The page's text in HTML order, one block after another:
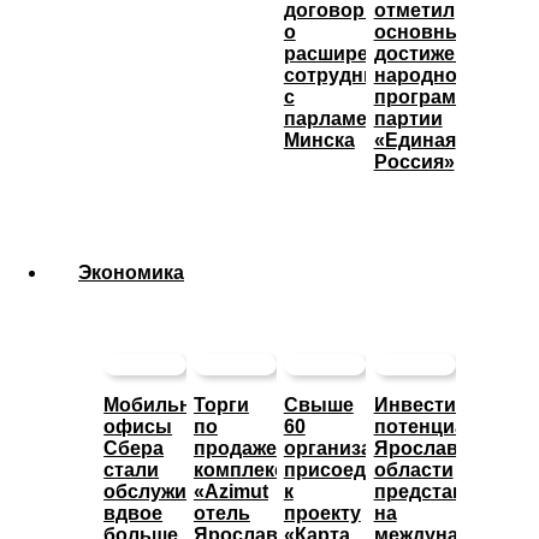
договорился
о
расширении
сотрудничества
с
парламентом
Минска
отметил
основные
достижения
народной
программы
партии
«Единая
Россия»
Экономика
Мобильные
офисы
Сбера
стали
обслуживать
вдвое
Торги
по
продаже
комплекса
«Azimut
отель
Свыше
60
организаций
присоединились
к
проекту
потенциал
Ярославской
области
представят
на